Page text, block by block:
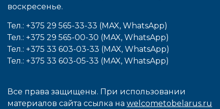
воcкресенье.
Тел.: +375 29 565-33-33 (MAX, WhatsApp)
Тел.: +375 29 565-00-30 (MAX, WhatsApp)
Тел.: +375 33 603-03-33 (MAX, WhatsApp)
Тел.: +375 33 603-05-33 (MAX, WhatsApp)
Все права защищены. При использовании
материалов сайта ссылка на welcometobelarus.ru